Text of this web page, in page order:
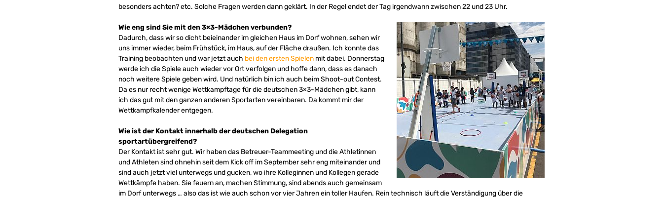
besonders achten? etc. Solche Fragen werden dann geklärt. In der Regel endet der Tag irgendwann zwischen 22 und 23 Uhr.
Wie eng sind Sie mit den 3×3-Mädchen verbunden?
Dadurch, dass wir so dicht beieinander im gleichen Haus im Dorf wohnen, sehen wir
uns immer wieder, beim Frühstück, im Haus, auf der Fläche draußen. Ich konnte das
Training beobachten und war jetzt auch bei den ersten Spielen mit dabei. Donnerstag
werde ich die Spiele auch wieder vor Ort verfolgen und hoffe dann, dass es danach
noch weitere Spiele geben wird. Und natürlich bin ich auch beim Shoot-out Contest.
Da es nur recht wenige Wettkampftage für die deutschen 3×3-Mädchen gibt, kann
ich das gut mit den ganzen anderen Sportarten vereinbaren. Da kommt mir der
Wettkampfkalender entgegen.
Wie ist der Kontakt innerhalb der deutschen Delegation
sportartübergreifend?
Der Kontakt ist sehr gut. Wir haben das Betreuer-Teammeeting und die Athletinnen
und Athleten sind ohnehin seit dem Kick off im September sehr eng miteinander und
sind auch jetzt viel unterwegs und gucken, wo ihre Kolleginnen und Kollegen gerade
Wettkämpfe haben. Sie feuern an, machen Stimmung, sind abends auch gemeinsam
im Dorf unterwegs … also das ist wie auch schon vor vier Jahren ein toller Haufen. Rein technisch läuft die Verständigung über die